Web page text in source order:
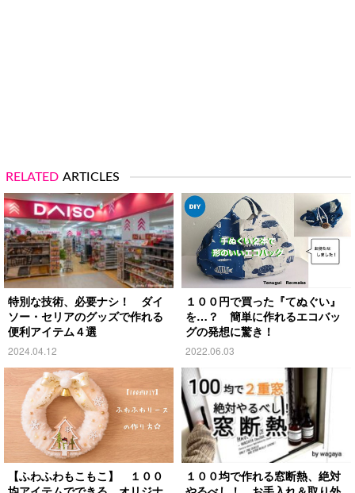
RELATED ARTICLES
特別な技術、必要ナシ！ ダイ
ソー・セリアのグッズで作れる
便利アイテム４選
2024.04.12
１００円で買った『てぬぐい』
を…？ 簡単に作れるエコバッ
グの発想に驚き！
2022.06.03
【ふわふわもこもこ】 １００
１００均で作れる窓断熱、絶対